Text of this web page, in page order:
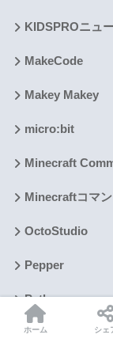
KIDSPROニュ
MakeCode
Makey Makey
micro:bit
Minecraft
Minecraftコマ
OctoStudio
Pepper
Python
Roblox
ホーム シェ